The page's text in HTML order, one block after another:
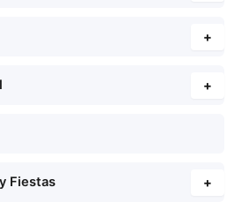
+
+
Fiestas +